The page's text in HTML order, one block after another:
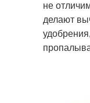
не
делают